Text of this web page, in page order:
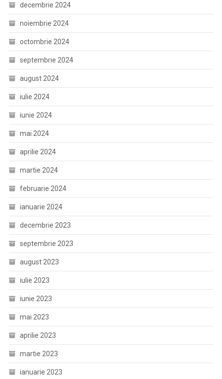
decembrie 2024
noiembrie 2024
octombrie 2024
septembrie 2024
august 2024
iulie 2024
iunie 2024
mai 2024
aprilie 2024
martie 2024
februarie 2024
ianuarie 2024
decembrie 2023
septembrie 2023
august 2023
iulie 2023
iunie 2023
mai 2023
aprilie 2023
martie 2023
ianuarie 2023